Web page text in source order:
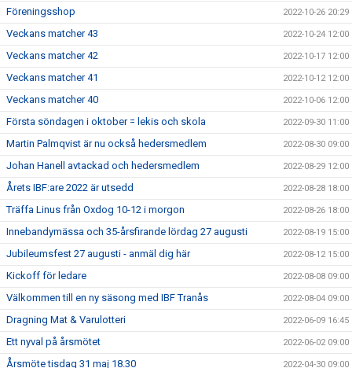
Föreningsshop 2022-10-26 20:29
Veckans matcher 43 2022-10-24 12:00
Veckans matcher 42 2022-10-17 12:00
Veckans matcher 41 2022-10-12 12:00
Veckans matcher 40 2022-10-06 12:00
Första söndagen i oktober = lekis och skola 2022-09-30 11:00
Martin Palmqvist är nu också hedersmedlem 2022-08-30 09:00
Johan Hanell avtackad och hedersmedlem 2022-08-29 12:00
Årets IBF:are 2022 är utsedd 2022-08-28 18:00
Träffa Linus från Oxdog 10-12 i morgon 2022-08-26 18:00
Innebandymässa och 35-årsfirande lördag 27 augusti 2022-08-19 15:00
Jubileumsfest 27 augusti - anmäl dig här 2022-08-12 15:00
Kickoff för ledare 2022-08-08 09:00
Välkommen till en ny säsong med IBF Tranås 2022-08-04 09:00
Dragning Mat & Varulotteri 2022-06-09 16:45
Ett nyval på årsmötet 2022-06-02 09:00
Årsmöte tisdag 31 maj 18.30 2022-04-30 09:00